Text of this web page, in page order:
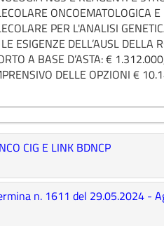
ONCOEMATOLOGICA
PER L'ANALISI
ESIGENZE DELL’AUSL DELLA
A BASE D’ASTA: €
DELLE OPZIONI €
CIG E LINK BDNCP
n. 1611 del 29.05.2024 -